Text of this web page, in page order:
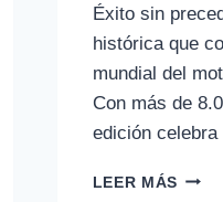
Éxito sin
histórica que
mundial del
Con más de
edición
LEER MÁS MEDIO